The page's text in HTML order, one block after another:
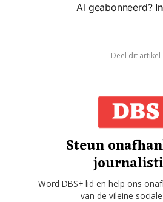
Al geabonneerd?
Deel dit artikel
Steun
Word DBS+ lid en help ons
van de vileine